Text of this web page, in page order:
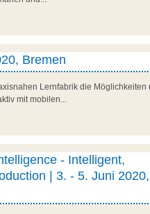
Bremen
Lernfabrik die Möglichkeiten
mit mobilen...
- Intelligent,
| 3. - 5. Juni 2020,